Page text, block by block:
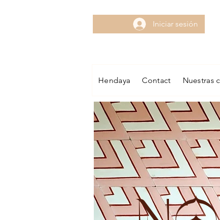
Iniciar sesión
Hendaya Contact Nuestras